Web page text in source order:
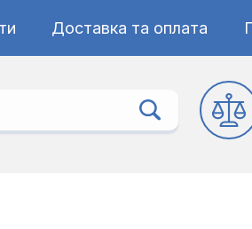
Доставка та оплата